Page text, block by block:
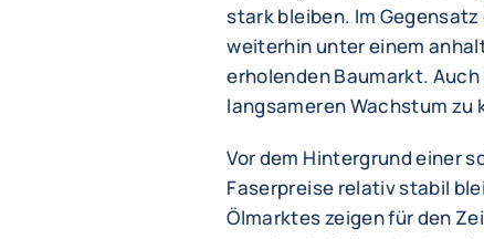
stark bleiben. Im
weiterhin unter einem
erholenden Baumarkt.
langsameren Wachstum zu
Vor dem Hintergrund einer
Faserpreise relativ stabil
Ölmarktes zeigen für den